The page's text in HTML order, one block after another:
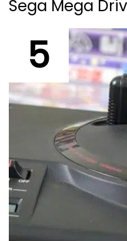
Sega Mega
5